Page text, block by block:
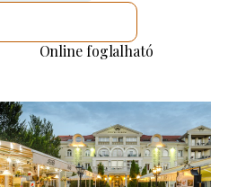
Online foglalható